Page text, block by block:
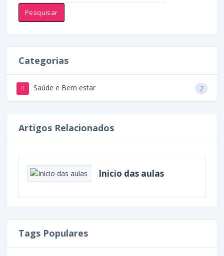
Categorias
Saúde e Bem estar 2
Artigos Relacionados
Inicio das aulas
Tags Populares